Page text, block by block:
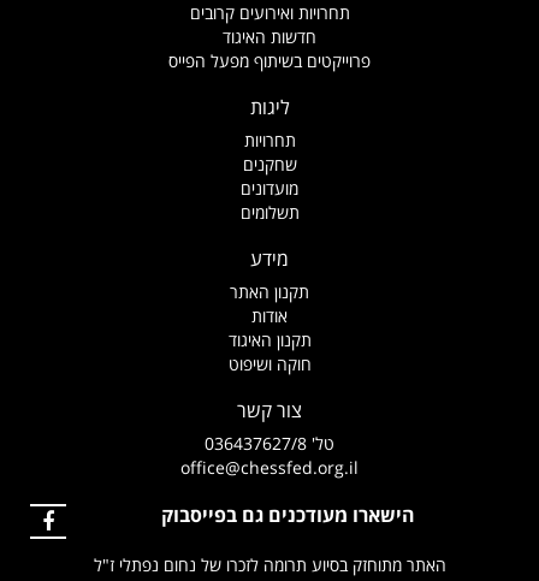
תחרויות ואירועים קרובים
חדשות האיגוד
פרוייקטים בשיתוף מפעל הפייס
ליגות
תחרויות
שחקנים
מועדונים
תשלומים
מידע
תקנון האתר
אודות
תקנון האיגוד
חוקה ושיפוט
צור קשר
טל' 036437627/8
office@chessfed.org.il
הישארו מעודכנים גם בפייסבוק
האתר מתוחזק בסיוע תרומה לזכרו של נחום נפתלי ז"ל